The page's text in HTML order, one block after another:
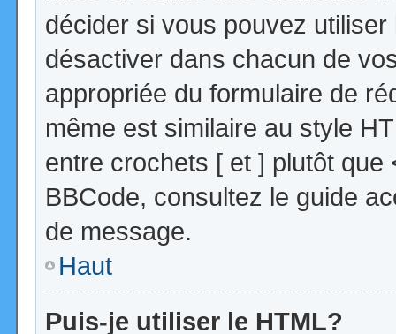
décider si vous pouvez
désactiver dans chacun de
appropriée du formulaire de
même est similaire au style
entre crochets [ et ] plutôt que
BBCode, consultez le guide
de message.
Haut
Puis-je utiliser le HTML?